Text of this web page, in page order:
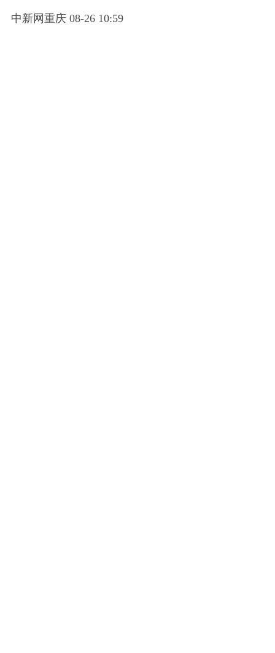
中新网重庆 08-26 10:59